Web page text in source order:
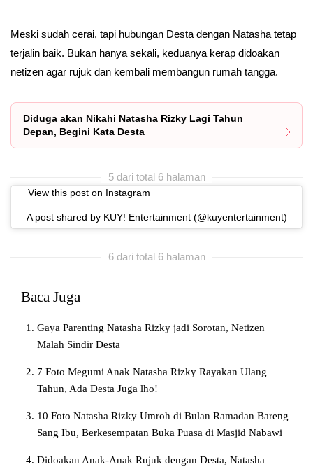
Meski sudah cerai, tapi hubungan Desta dengan Natasha tetap
terjalin baik. Bukan hanya sekali, keduanya kerap didoakan
netizen agar rujuk dan kembali membangun rumah tangga.
Diduga akan Nikahi Natasha Rizky Lagi Tahun
Depan, Begini Kata Desta
5 dari total 6 halaman
View this post on Instagram
A post shared by KUY! Entertainment (@kuyentertainment)
6 dari total 6 halaman
Baca Juga
Gaya Parenting Natasha Rizky jadi Sorotan, Netizen
Malah Sindir Desta
7 Foto Megumi Anak Natasha Rizky Rayakan Ulang
Tahun, Ada Desta Juga lho!
10 Foto Natasha Rizky Umroh di Bulan Ramadan Bareng
Sang Ibu, Berkesempatan Buka Puasa di Masjid Nabawi
Didoakan Anak-Anak Rujuk dengan Desta, Natasha